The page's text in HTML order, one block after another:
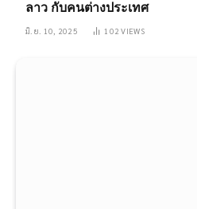
ลาว กับคนต่างประเทศ
มิ.ย. 10, 2025 102VIEWS